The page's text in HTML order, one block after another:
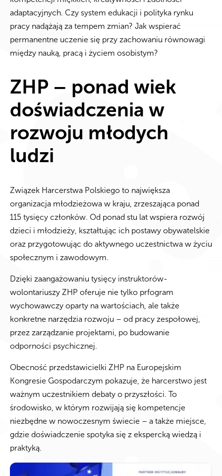
adaptacyjnych. Czy system edukacji i polityka rynku
pracy nadążają za tempem zmian? Jak wspierać
permanentne uczenie się przy zachowaniu równowagi
między nauką, pracą i życiem osobistym?
ZHP – ponad wiek
doświadczenia w
rozwoju młodych
ludzi
Związek Harcerstwa Polskiego to największa
organizacja młodzieżowa w kraju, zrzeszająca ponad
115 tysięcy członków. Od ponad stu lat wspiera rozwój
dzieci i młodzieży, kształtując ich postawy obywatelskie
oraz przygotowując do aktywnego uczestnictwa w życiu
społecznym i zawodowym.
Dzięki zaangażowaniu tysięcy instruktorów-
wolontariuszy ZHP oferuje nie tylko prfogram
wychowawczy oparty na wartościach, ale także
konkretne narzędzia rozwoju – od pracy zespołowej,
przez zarządzanie projektami, po budowanie
odporności psychicznej.
Obecność przedstawicielki ZHP na Europejskim
Kongresie Gospodarczym pokazuje, że harcerstwo jest
ważnym uczestnikiem debaty o przyszłości. To
środowisko, w którym rozwijają się kompetencje
niezbędne w nowoczesnym świecie – a także miejsce,
gdzie doświadczenie spotyka się z ekspercką wiedzą i
praktyką.